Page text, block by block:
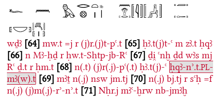
wḏꜣ 64 mw.t =j r (j)r.(j)t-pꜥ.t 65 ḥꜣ.t(j)t-ꜥ m zꜣ.t ḥqꜣ
66 n Mꜣ-ḥḏ r ḥw.t-Sḥtp-jb-Rꜥ 67 ḏi̯ ꜥnḫ ḏd wꜣs mj
Rꜥ ḏ.t r ḥm.t 68 n(.t) (j)r(.j)-pꜥ(.t) ḥꜣ.t(j)-ꜥ ḥqꜣ-nʾ.t.PL-
mꜣ(w).t 69 mꜣṯ n(.j) nsw jm.tj 70 n(.j) bj.tj r sꜥḥ =f
n(.j) (j)m(.j)-rʾ-nʾ.t 71 Nḥr.j mꜣꜥ-ḫrw nb-jmꜣḫ